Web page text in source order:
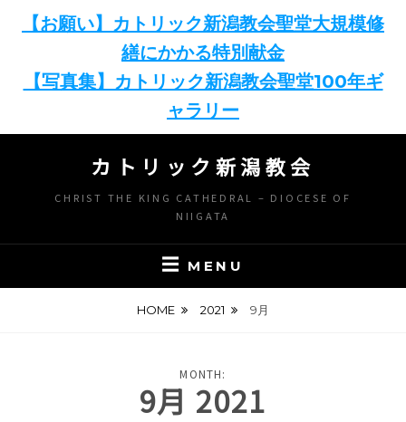
【お願い】カトリック新潟教会聖堂大規模修
繕にかかる特別献金
【写真集】カトリック新潟教会聖堂100年ギ
ャラリー
content
カトリック新潟教会
CHRIST THE KING CATHEDRAL – DIOCESE OF
NIIGATA
MENU
HOME 2021 9月
MONTH:
9月 2021